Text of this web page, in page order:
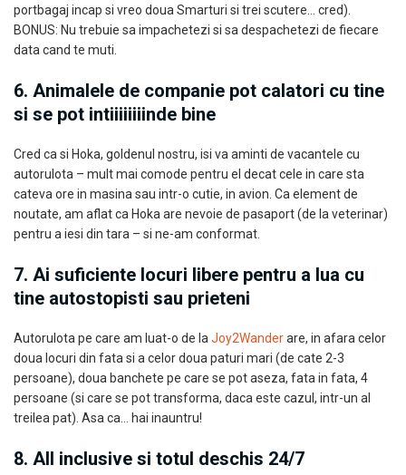
portbagaj incap si vreo doua Smarturi si trei scutere… cred).
BONUS: Nu trebuie sa impachetezi si sa despachetezi de fiecare
data cand te muti.
6. Animalele de companie pot calatori cu tine
si se pot intiiiiiiiinde bine
Cred ca si Hoka, goldenul nostru, isi va aminti de vacantele cu
autorulota – mult mai comode pentru el decat cele in care sta
cateva ore in masina sau intr-o cutie, in avion. Ca element de
noutate, am aflat ca Hoka are nevoie de pasaport (de la veterinar)
pentru a iesi din tara – si ne-am conformat.
7. Ai suficiente locuri libere pentru a lua cu
tine autostopisti sau prieteni
Autorulota pe care am luat-o de la Joy2Wanderare, in afara celor
doua locuri din fata si a celor doua paturi mari (de cate 2-3
persoane), doua banchete pe care se pot aseza, fata in fata, 4
persoane (si care se pot transforma, daca este cazul, intr-un al
treilea pat). Asa ca… hai inauntru!
8. All inclusive si totul deschis 24/7